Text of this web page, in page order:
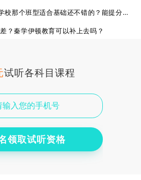
学大补习学校 陕西学大教育 西安大唐补习学校那个班型适合基础还不错的？能提分多少？
？秦学伊顿教育可以补上去吗？
试听各科目课程
领取试听资格